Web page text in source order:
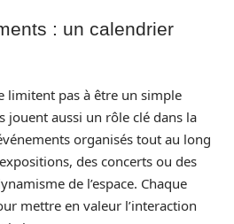
: un calendrier
limitent pas à être un simple
jouent aussi un rôle clé dans la
organisés tout au long
des concerts ou des
de l’espace. Chaque
mettre en valeur l’interaction